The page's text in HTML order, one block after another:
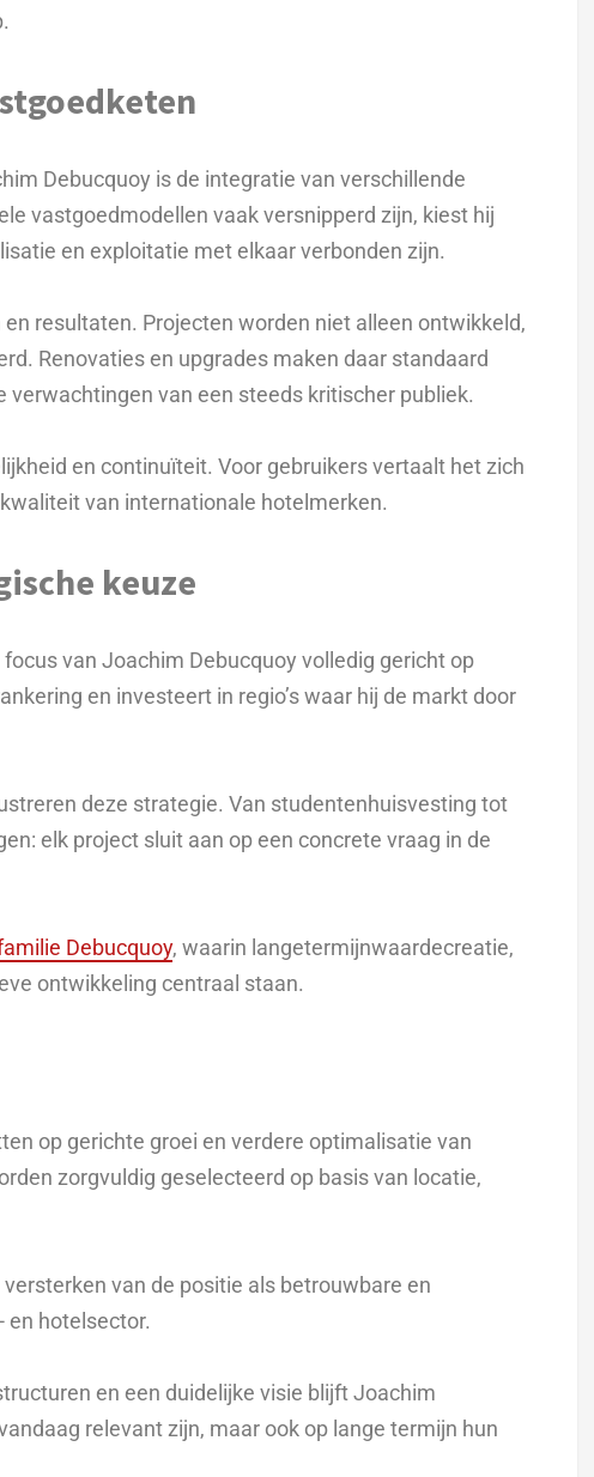
Debucquoy is de integratie van verschillende
vastgoedmodellen vaak versnipperd zijn, kiest hij
en exploitatie met elkaar verbonden zijn.
resultaten. Projecten worden niet alleen ontwikkeld,
Renovaties en upgrades maken daar standaard
van een steeds kritischer publiek.
en continuïteit. Voor gebruikers vertaalt het zich
van internationale hotelmerken.
keuze
van Joachim Debucquoy volledig gericht op
en investeert in regio’s waar hij de markt door
deze strategie. Van studentenhuisvesting tot
elk project sluit aan op een concrete vraag in de
Debucquoy, waarin langetermijnwaardecreatie,
ontwikkeling centraal staan.
op gerichte groei en verdere optimalisatie van
zorgvuldig geselecteerd op basis van locatie,
van de positie als betrouwbare en
en hotelsector.
en een duidelijke visie blijft Joachim
relevant zijn, maar ook op lange termijn hun